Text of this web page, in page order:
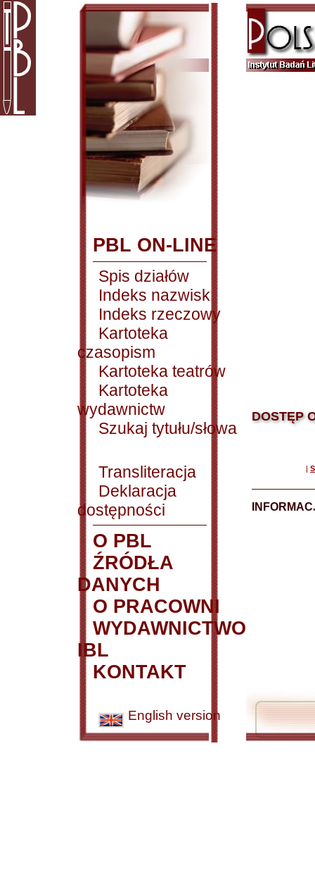
PBL ON-LINE
Spis działów
Indeks nazwisk
Indeks rzeczowy
Kartoteka
czasopism
Kartoteka teatrów
Kartoteka
wydawnictw
Szukaj tytułu/słowa
Transliteracja
Deklaracja
dostępności
O PBL
ŹRÓDŁA
DANYCH
O PRACOWNI
WYDAWNICTWO
IBL
KONTAKT
English version
DOSTĘP
|